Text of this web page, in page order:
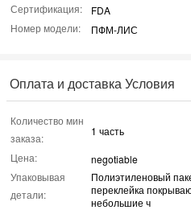
Сертификация:
FDA
Номер модели:
ПФМ-ЛИС
Оплата и доставка Условия
Количество мин
заказа:
1 часть
Цена:
negotiable
Упаковывая
детали:
Полиэтиленовый
переклейка
небольшие ч